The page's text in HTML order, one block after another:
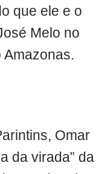
que ele e o
Melo no
Omar
da virada” da